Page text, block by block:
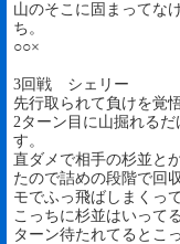
山のそこに固まってな
ち。
○○×
3回戦 シェリー
先行取られて負けを覚
2ターン目に山掘れる
す。
直ダメで相手の杉並と
たので詰めの段階で回
モでふっ飛ばしまくっ
こっちに杉並はいって
ターン待たれてるとこ